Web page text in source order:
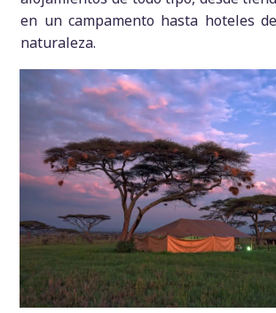
en un campamento hasta hoteles
naturaleza.